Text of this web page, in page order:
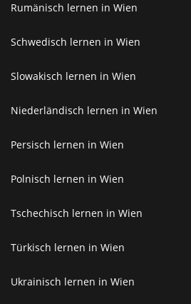
Rumänisch lernen in Wien
Schwedisch lernen in Wien
Slowakisch lernen in Wien
Niederländisch lernen in Wien
Persisch lernen in Wien
Polnisch lernen in Wien
Tschechisch lernen in Wien
Türkisch lernen in Wien
Ukrainisch lernen in Wien